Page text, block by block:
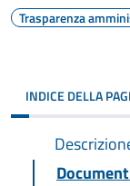
Trasparenza
INDICE DELLA